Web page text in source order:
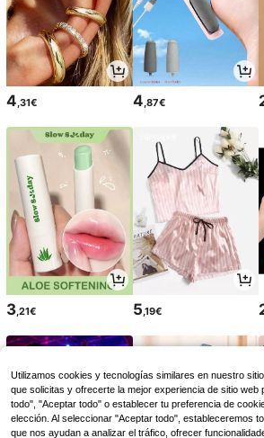
4,31€ 4,87€
3,21€ 5,19€
Utilizamos cookies y tecnologías similares en nuestro
que solicitas y ofrecerte la mejor experiencia de sitio web
todo", "Aceptar todo" o establecer tu preferencia de
elección. Al seleccionar "Aceptar todo", estableceremos
que nos ayudan a analizar el tráfico, ofrecer